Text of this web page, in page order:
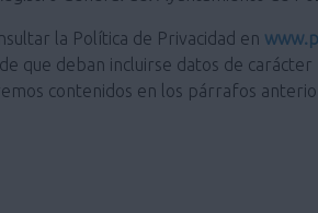
la Política de Privacidad en
de que deban incluirse datos de
contenidos en los párrafos